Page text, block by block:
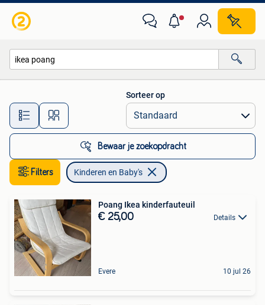
Alle afstanden…
Sorteer op
Bewaar je zoekopdracht
Filters Kinderen en Baby's
Poang Ikea kinderfauteuil
€ 25,00 Details
Evere 10 jul 26